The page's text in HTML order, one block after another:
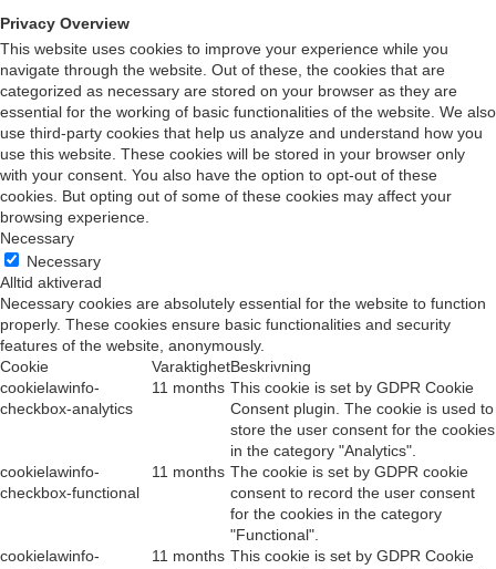
Privacy Overview
This website uses cookies to improve your experience while you
navigate through the website. Out of these, the cookies that are
categorized as necessary are stored on your browser as they are
essential for the working of basic functionalities of the website. We also
use third-party cookies that help us analyze and understand how you
use this website. These cookies will be stored in your browser only
with your consent. You also have the option to opt-out of these
cookies. But opting out of some of these cookies may affect your
browsing experience.
Necessary
Necessary
Alltid aktiverad
Necessary cookies are absolutely essential for the website to function
properly. These cookies ensure basic functionalities and security
features of the website, anonymously.
Cookie
VaraktighetBeskrivning
cookielawinfo-
checkbox-analytics
11 months This cookie is set by GDPR Cookie
Consent plugin. The cookie is used to
store the user consent for the cookies
in the category "Analytics".
cookielawinfo-
checkbox-functional
11 months The cookie is set by GDPR cookie
consent to record the user consent
for the cookies in the category
"Functional".
cookielawinfo-
11 months This cookie is set by GDPR Cookie